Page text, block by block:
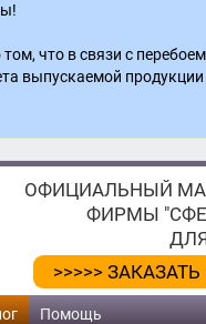
что в связи с
выпускаемой
ОФИЦИАЛЬНЫЙ
ФИРМЫ
>>>>>
Помощь